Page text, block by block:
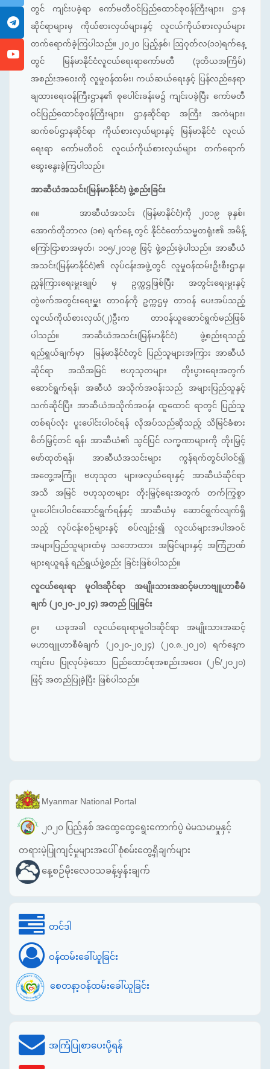
တွင် ကျင်းပခဲ့ရာ ကော်မတီဝင်ပြည်ထောင်စုဝန်ကြီးများ၊ ဌာန
ဆိုင်ရာများမှ ကိုယ်စားလှယ်များနှင့် လူငယ်ကိုယ်စားလှယ်များ
တက်ရောက်ခဲ့ကြပါသည်။ ၂၀၂၀ ပြည့်နှစ်၊ ဩဂုတ်လ(၁၁)ရက်နေ့
တွင် မြန်မာနိုင်ငံလူငယ်ရေးရာကော်မတီ (ဒုတိယအကြိမ်)
အစည်းအဝေးကို လူမှုဝန်ထမ်း၊ ကယ်ဆယ်ရေးနှင့် ပြန်လည်နေရာ
ချထားရေးဝန်ကြီးဌာန၏ စုပေါင်းခန်းမ၌ ကျင်းပခဲ့ပြီး ကော်မတီ
ဝင်ပြည်ထောင်စုဝန်ကြီးများ၊ ဌာနဆိုင်ရာ အကြီး အကဲများ၊
ဆက်စပ်ဌာနဆိုင်ရာ ကိုယ်စားလှယ်များနှင့် မြန်မာနိုင်ငံ လူငယ်
ရေးရာ ကော်မတီဝင် လူငယ်ကိုယ်စားလှယ်များ တက်ရောက်
ဆွေးနွေးခဲ့ကြပါသည်။
အာဆီယံအသင်း(မြန်မာနိုင်ငံ) ဖွဲ့စည်းခြင်း
၈။
အာဆီယံအသင်း (မြန်မာနိုင်ငံ)ကို ၂၀၁၉ ခုနှစ်၊
အောက်တိုဘာလ (၁၈) ရက်နေ့ တွင် နိုင်ငံတော်သမ္မတရုံး၏ အမိန့်
ကြော်ငြာစာအမှတ်၊ ၁၀၅/၂၀၁၉ ဖြင့် ဖွဲ့စည်းခဲ့ပါသည်။ အာဆီယံ
အသင်း(မြန်မာနိုင်ငံ)၏ လုပ်ငန်းအဖွဲ့တွင် လူမှုဝန်ထမ်းဦးစီးဌာန၊
ညွှန်ကြားရေးမှူးချုပ် မှ ဥက္ကဌဖြစ်ပြီး အတွင်းရေးမှူးနှင့်
တွဲဖက်အတွင်းရေးမှူး တာဝန်ကို ဥက္ကဌမှ တာဝန် ပေးအပ်သည့်
လူငယ်ကိုယ်စားလှယ်(၂)ဦးက တာဝန်ယူဆောင်ရွက်မည်ဖြစ်
ပါသည်။ အာဆီယံအသင်း(မြန်မာနိုင်ငံ) ဖွဲ့စည်းရသည့်
ရည်ရွယ်ချက်မှာ မြန်မာနိုင်ငံတွင် ပြည်သူများအကြား အာဆီယံ
ဆိုင်ရာ အသိအမြင် ဗဟုသုတများ တိုးပွားရေးအတွက်
ဆောင်ရွက်ရန်၊ အဆီယံ အသိုက်အဝန်းသည် အများပြည်သူနှင့်
သက်ဆိုင်ပြီး အာဆီယံအသိုက်အဝန်း ထူထောင် ရာတွင် ပြည်သူ
တစ်ရပ်လုံး ပူးပေါင်းပါဝင်ရန် လိုအပ်သည်ဆိုသည့် သိမြင်ခံစား
စိတ်မြှင့်တင် ရန်၊ အာဆီယံ၏ သွင်ပြင် လက္ခဏာများကို တိုးမြှင့်
ဖော်ထုတ်ရန်၊ အာဆီယံအသင်းများ ကွန်ရက်တွင်ပါဝင်၍
အတွေ့အကြုံ၊ ဗဟုသုတ များဖလှယ်ရေးနှင့် အာဆီယံဆိုင်ရာ
အသိ အမြင် ဗဟုသုတများ တိုးမြှင့်ရေးအတွက် တက်ကြွစွာ
ပူးပေါင်းပါဝင်ဆောင်ရွက်ရန်နှင့် အာဆီယံမှ ဆောင်ရွက်လျက်ရှိ
သည့် လုပ်ငန်းစဉ်များနှင့် စပ်လျဉ်း၍ လူငယ်များအပါအဝင်
အများပြည်သူများထံမှ သဘောထား အမြင်များနှင့် အကြံဉာဏ်
များရယူရန် ရည်ရွယ်ဖွဲ့စည်း ခြင်းဖြစ်ပါသည်။
လူငယ်ရေးရာ မူဝါဒဆိုင်ရာ အမျိုးသားအဆင့်မဟာဗျူဟာစီမံ
ချက် (၂၀၂၀-၂၀၂၄) အတည် ပြုခြင်း
၉။
ယခုအခါ လူငယ်ရေးရာမူဝါဒဆိုင်ရာ အမျိုးသားအဆင့်
မဟာဗျူဟာစီမံချက် (၂၀၂၀-၂၀၂၄) (၂၀.၈.၂၀၂၀) ရက်နေ့က
ကျင်းပ ပြုလုပ်ခဲ့သော ပြည်ထောင်စုအစည်းအဝေး (၂၆/၂၀၂၀)
ဖြင့် အတည်ပြုခဲ့ပြီး ဖြစ်ပါသည်။
Myanmar National Portal
၂၀၂၀ ပြည့်နှစ် အထွေထွေရွေးကောက်ပွဲ မဲမသမာမှုနှင့်
တရားမဲ့ပြုကျင့်မှုများအပေါ် စုံစမ်းတွေ့ရှိချက်များ
နေ့စဉ်မိုးလေဝသခန့်မှန်းချက်
တင်ဒါ
ဝန်ထမ်းခေါ်ယူခြင်း
စေတနာ့ဝန်ထမ်းခေါ်ယူခြင်း
အကြံပြုစာပေးပို့ရန်